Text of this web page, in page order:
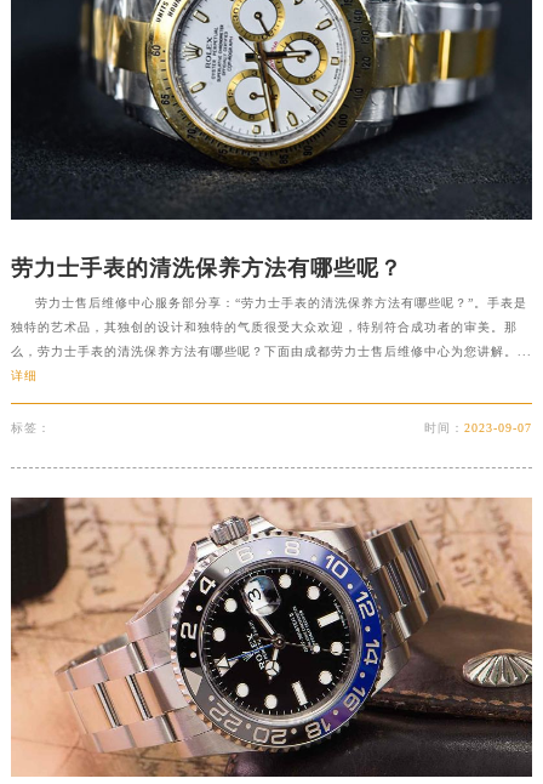
劳力士手表的清洗保养方法有哪些呢？
劳力士售后维修中心服务部分享：“劳力士手表的清洗保养方法有哪些呢？”。手表是
独特的艺术品，其独创的设计和独特的气质很受大众欢迎，特别符合成功者的审美。那
么，劳力士手表的清洗保养方法有哪些呢？下面由成都劳力士售后维修中心为您讲解。...
详细
标签： 时间：2023-09-07